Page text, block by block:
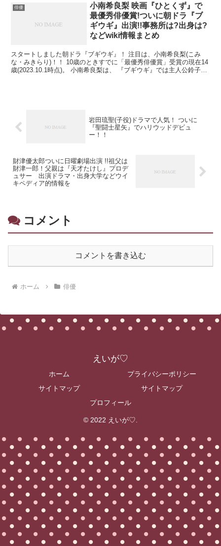
俳優
小南希良梨 映画『ひとくず』で
最優秀俳優賞!ついに朝ドラ『ブ
ギウギ』出演!!事務所は?出身は?
などwiki情報まとめ
スタートしました朝ドラ『ブギウギ』！ 注目は、小南希良梨(こみ
な・みきらり)！！ 10歳のときすでに「最優秀俳優賞」受賞の現在14
歳(2023.10.1時点)。 小南希良梨は、 『ブギウギ』では主人公鈴子の
岩田琉聖(子役)ドラマで人気！ ついに
『聖闘士星矢』でハリウッドデビュ
ー！！
財津優太郎ついに日曜劇場出演 !!祖父は
財津一郎！父親は『天才たけし』プロデ
ュサー 出演ドラマ・出身大学などウイ
キペディア的情報を
コメント
コメントを書き込む
ホーム 俳優
えいが♡
ホーム
プライバシーポリシー
サイトマップ
サイトマップ
プロフィール
© 2022 えいが♡.